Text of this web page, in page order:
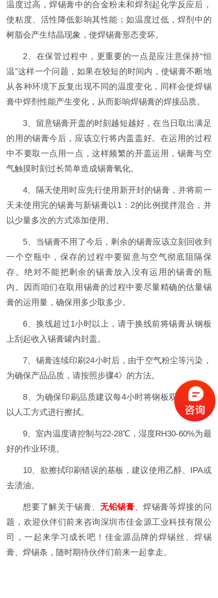
温度过高，焊锡膏中的合金粉未和焊剂起化学反应后，
使粘度、活性降低影响其性能；如温度过低，焊剂中的
树脂会产生结晶现象，使焊锡膏形态变坏。
2、在保管过程中，更重要的一点是应注意保持“恒
温”这样一个问题，如果在较短的时间内，使锡膏不断地
从各种环境下反复出现不同的温度变化，同样会使焊锡
膏中焊剂性能产生变化，从而影响焊锡膏的焊接品质。
3、留意锡膏开盖的时刻越短越好，在当日取出满足
的用的锡膏今后，应该立行将内盖盖好。在运用的过程
中不要取一点用一点，这样频繁的开盖运用，锡膏与空
气触摸时刻过长简单造成锡膏氧化。
4、
隔天使用时应先行使用新开封的锡膏，并将前一
天未使用完的锡膏与新锡膏以1：2的比例搅拌混合，并
以少量多次的方式添加使用。
5、当锡膏不用了今后，剩余的锡膏应该立刻回收到
一个空瓶中，保存的过程中要留意与空气彻底阻隔保
存。绝对不能把剩余的锡膏放入没有运用的锡膏的瓶
内。因而咱们在取用锡膏的过程中要尽量精确的估量锡
膏的运用量，确保用多少取多少。
6、换线超过1小时以上，请于换线前将锡膏从钢板
上刮起收入锡膏罐内封盖。
7、锡膏连续印刷24小时后，由于空气粉尘等污染，
为确保产品品质，请按照步骤4》的方法。
8、为确保印刷品质建议每4小时将钢板双面的开口
以人工方式进行擦拭。
9、室内温度请控制与22-28℃，湿度RH30-60%为最
好的作业环境。
10、欲擦拭印刷错误的基板，建议使用乙醇、IPA或
去渍油。
想要了解关于锡膏、 无铅锡膏、焊锡膏等焊接的问
题，欢迎伙伴们前来咨询深圳市佳金源工业科技有限公
司，一起来学习成长吧！佳金源品牌的焊锡丝、焊锡
膏、焊锡条，随时期待伙伴们前来一起拿走。